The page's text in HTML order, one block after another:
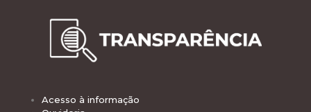
Acesso à informação